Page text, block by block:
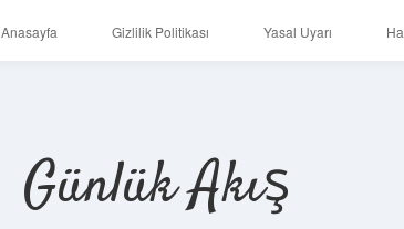
Anasayfa Gizlilik Politikası Yasal Uyarı
Günlük Akış